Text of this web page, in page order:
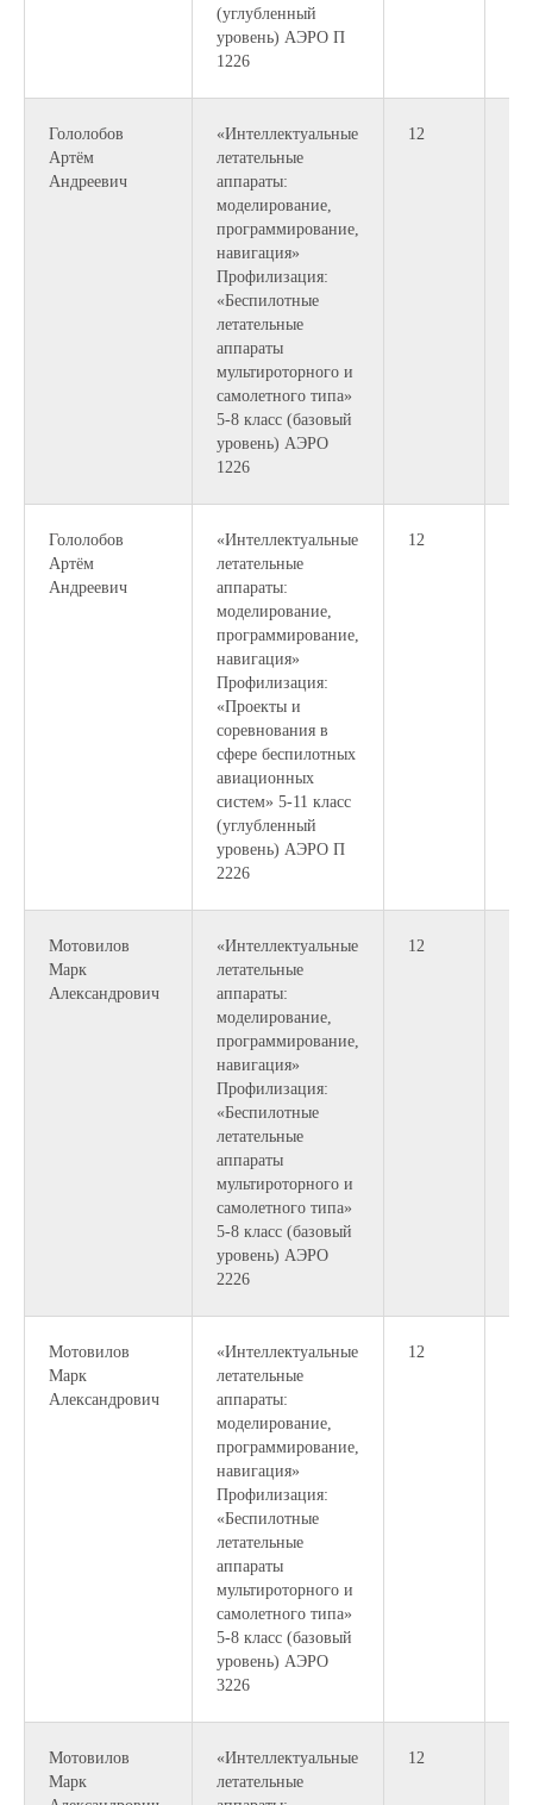
(углубленный
уровень) АЭРО П
1226
Гололобов
Артём
Андреевич
«Интеллектуальные
летательные
аппараты:
моделирование,
программирование,
навигация»
Профилизация:
«Беспилотные
летательные
аппараты
мультироторного и
самолетного типа»
5-8 класс (базовый
уровень) АЭРО
1226
12
Гололобов
Артём
Андреевич
«Интеллектуальные
летательные
аппараты:
моделирование,
программирование,
навигация»
Профилизация:
«Проекты и
соревнования в
сфере беспилотных
авиационных
систем» 5-11 класс
(углубленный
уровень) АЭРО П
2226
12
Мотовилов
Марк
Александрович
«Интеллектуальные
летательные
аппараты:
моделирование,
программирование,
навигация»
Профилизация:
«Беспилотные
летательные
аппараты
мультироторного и
самолетного типа»
5-8 класс (базовый
уровень) АЭРО
2226
12
Мотовилов
Марк
Александрович
«Интеллектуальные
летательные
аппараты:
моделирование,
программирование,
навигация»
Профилизация:
«Беспилотные
летательные
аппараты
мультироторного и
самолетного типа»
5-8 класс (базовый
уровень) АЭРО
3226
12
Мотовилов
Марк
«Интеллектуальные
летательные
12